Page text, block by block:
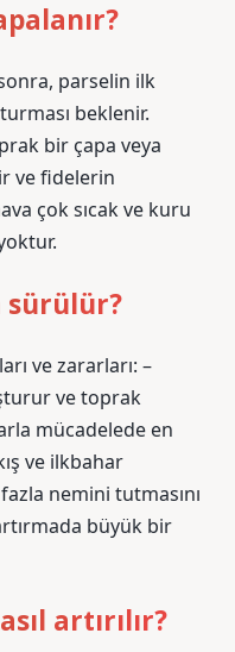
parselin ilk
beklenir.
bir çapa veya
ve fidelerin
çok sıcak ve kuru
sürülür?
ve zararları: –
ve toprak
mücadelede en
ve ilkbahar
nemini tutmasını
büyük bir
artırılır?